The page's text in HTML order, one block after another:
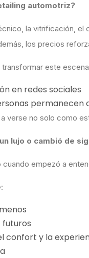
automotriz?
la vitrificación, el
los precios
este
en redes sociales
permanecen
verse no solo como
lujo o cambió de
cuando empezó a
futuros
confort y la